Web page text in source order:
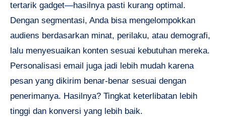
tertarik gadget—hasilnya pasti kurang optimal.
Dengan segmentasi, Anda bisa mengelompokkan
audiens berdasarkan minat, perilaku, atau demografi,
lalu menyesuaikan konten sesuai kebutuhan mereka.
Personalisasi email juga jadi lebih mudah karena
pesan yang dikirim benar-benar sesuai dengan
penerimanya. Hasilnya? Tingkat keterlibatan lebih
tinggi dan konversi yang lebih baik.